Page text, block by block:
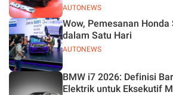
AUTONEWS
AUTONEWS
Wow, Pemesanan Honda
dalam Satu Hari
BMW i7 2026: Definisi
Elektrik untuk Eksekutif